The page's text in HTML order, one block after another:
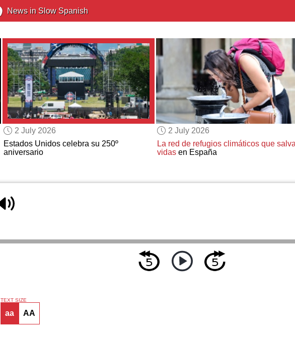
News in Slow Spanish
2 July 2026
Estados Unidos celebra su 250º
aniversario
2 July 2026
La red de refugios climáticos que
vidasen España
TEXT SIZE
aa AA